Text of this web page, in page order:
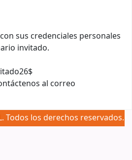
sus credenciales personales
invitado.
al correo
Todos los derechos reservados.